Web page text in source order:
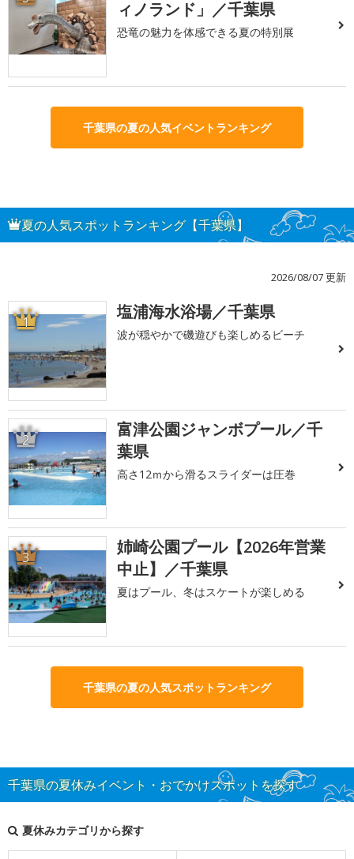
ィノランド」／千葉県
恐竜の魅力を体感できる夏の特別展
千葉県の夏の人気イベントランキング
夏の人気スポットランキング【千葉県】
2026/08/07 更新
1 塩浦海水浴場／千葉県
波が穏やかで磯遊びも楽しめるビーチ
2
富津公園ジャンボプール／千
葉県
高さ12ｍから滑るスライダーは圧巻
3
姉崎公園プール【2026年営業
中止】／千葉県
夏はプール、冬はスケートが楽しめる
千葉県の夏の人気スポットランキング
千葉県の夏休みイベント・おでかけスポットを探す
夏休みカテゴリから探す